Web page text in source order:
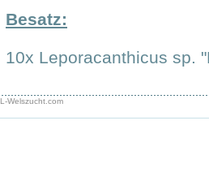
Besatz:
10x Leporacanthicus sp.
L-Welszucht.com